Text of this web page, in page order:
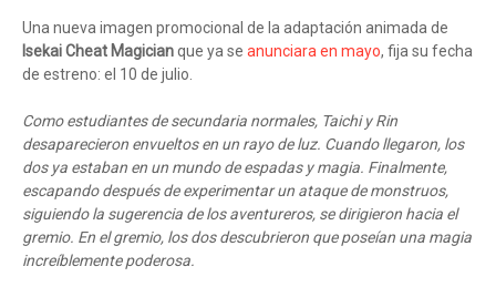
Una nueva imagen promocional de la adaptación animada de
Isekai Cheat Magicianque ya se anunciara en mayo, fija su fecha
de estreno: el 10 de julio.
Como estudiantes de secundaria normales, Taichi y Rin
desaparecieron envueltos en un rayo de luz. Cuando llegaron, los
dos ya estaban en un mundo de espadas y magia. Finalmente,
escapando después de experimentar un ataque de monstruos,
siguiendo la sugerencia de los aventureros, se dirigieron hacia el
gremio. En el gremio, los dos descubrieron que poseían una magia
increíblemente poderosa.